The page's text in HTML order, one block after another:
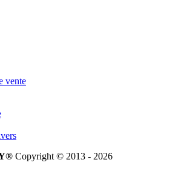
vente
Copyright © 2013 - 2026